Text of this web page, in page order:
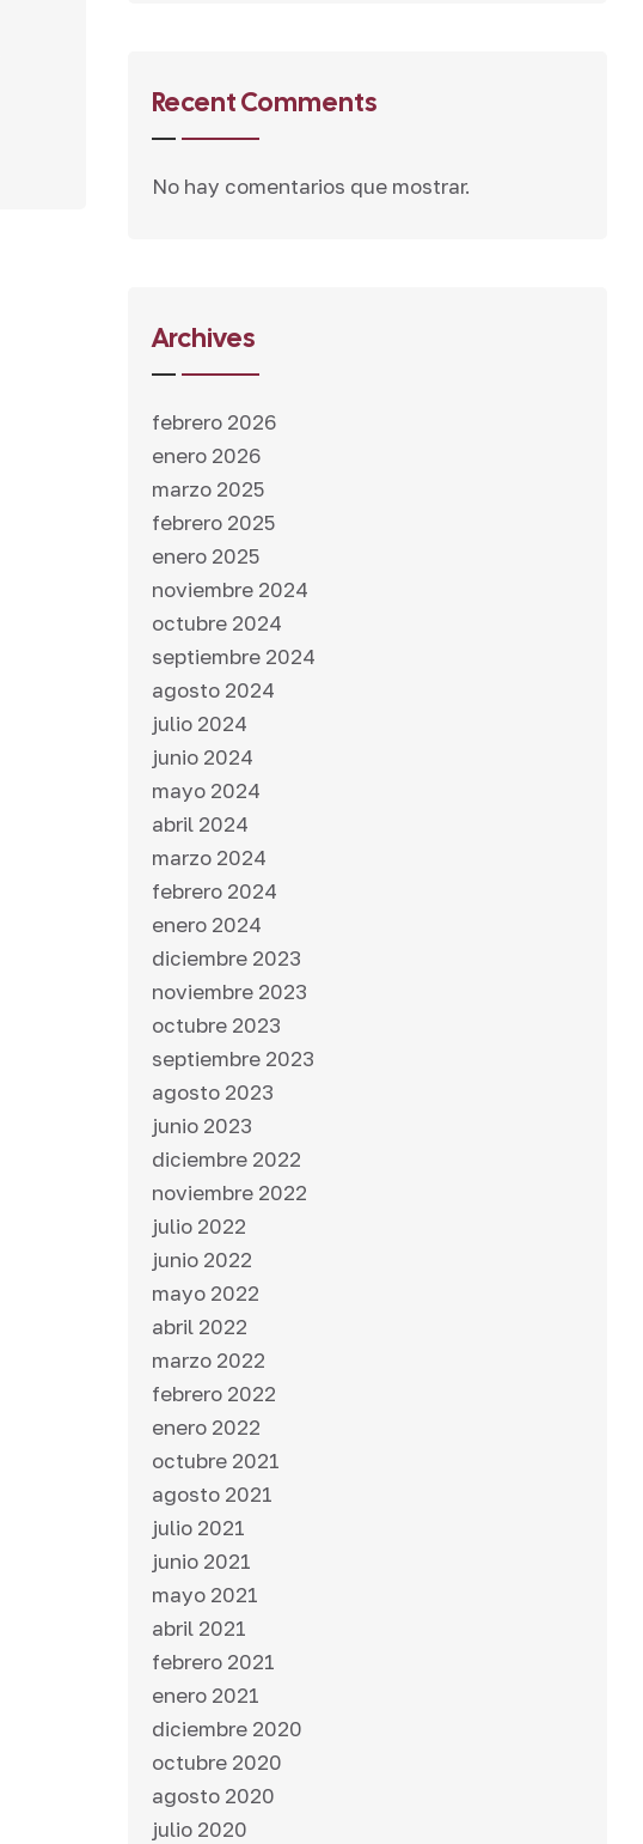
Recent Comments
No hay comentarios que mostrar.
Archives
febrero 2026
enero 2026
marzo 2025
febrero 2025
enero 2025
noviembre 2024
octubre 2024
septiembre 2024
agosto 2024
julio 2024
junio 2024
mayo 2024
abril 2024
marzo 2024
febrero 2024
enero 2024
diciembre 2023
noviembre 2023
octubre 2023
septiembre 2023
agosto 2023
junio 2023
diciembre 2022
noviembre 2022
julio 2022
junio 2022
mayo 2022
abril 2022
marzo 2022
febrero 2022
enero 2022
octubre 2021
agosto 2021
julio 2021
junio 2021
mayo 2021
abril 2021
febrero 2021
enero 2021
diciembre 2020
octubre 2020
agosto 2020
julio 2020